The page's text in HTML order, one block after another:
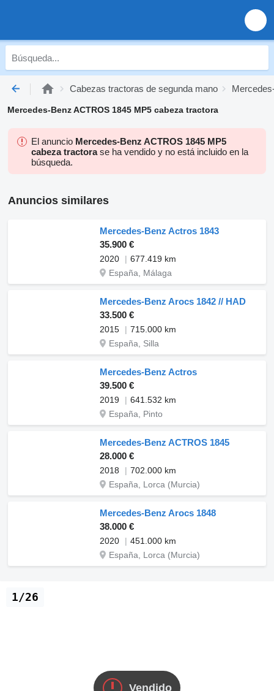
Cabezas tractoras de segunda mano
Mercedes-Benz ACTROS 1845 MP5 cabeza tractora
El anuncio Mercedes-Benz ACTROS 1845 MP5
cabeza tractorase ha vendido y no está incluido en la
búsqueda.
Anuncios similares
Mercedes-Benz Actros 1843
35.900 €
2020
677.419 km
España, Málaga
Mercedes-Benz Arocs 1842 // HAD
33.500 €
2015
715.000 km
España, Silla
Mercedes-Benz Actros
39.500 €
2019
641.532 km
España, Pinto
Mercedes-Benz ACTROS 1845
28.000 €
2018
702.000 km
España, Lorca (Murcia)
Mercedes-Benz Arocs 1848
38.000 €
2020
451.000 km
España, Lorca (Murcia)
Vendido
1/26